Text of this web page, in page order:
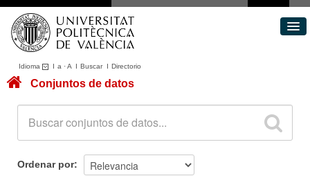
Idioma I a ·A I BuscarI Directorio
Conjuntos de datos
Acerca de
Portal de Transparencia
Conjuntos de datos
Ordenar por